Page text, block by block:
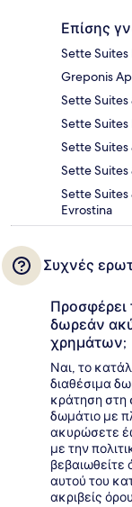
Επίσης
Sette Suites
Greponis
Sette
Sette Suites
Sette
Sette Suites
Sette Suites
Evrostina
Συχνές
Προσφέρει
δωρεάν
χρημάτων;
Ναι, το
διαθέσιμα
κράτηση στη
δωμάτιο με
ακυρώσετε
με την
βεβαιωθείτε
αυτού του
ακριβείς